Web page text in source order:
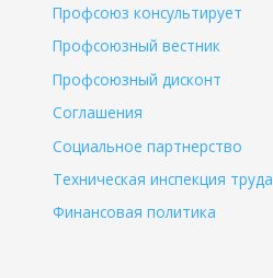
Профсоюз консультирует
Профсоюзный вестник
Профсоюзный дисконт
Соглашения
Социальное партнерство
Техническая инспекция труда
Финансовая политика